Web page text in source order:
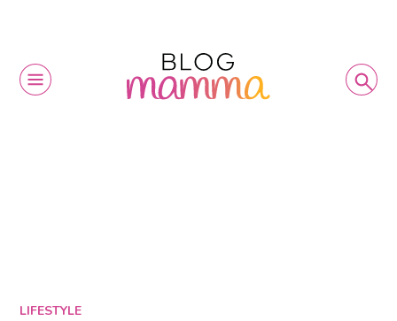
LIFESTYLE